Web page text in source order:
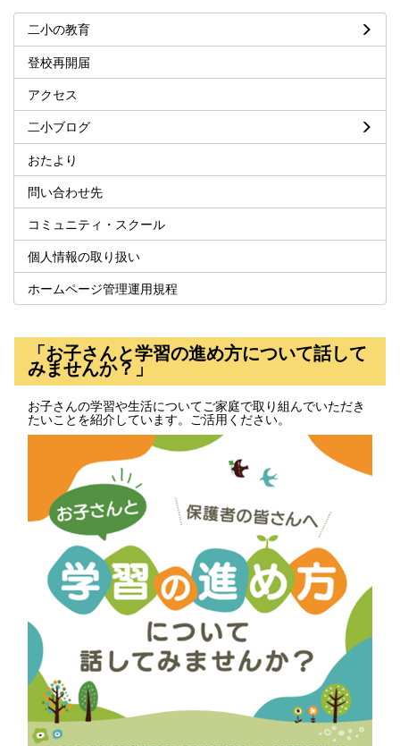
二小の教育
登校再開届
アクセス
二小ブログ
おたより
問い合わせ先
コミュニティ・スクール
個人情報の取り扱い
ホームページ管理運用規程
「お子さんと学習の進め方について話して
みませんか？」
お子さんの学習や生活についてご家庭で取り組んでいただき
たいことを紹介しています。ご活用ください。